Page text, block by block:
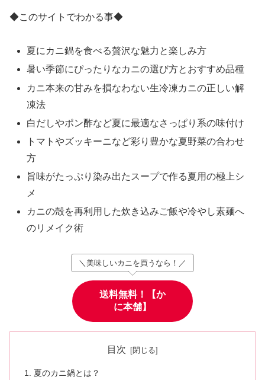
◆このサイトでわかる事◆
夏にカニ鍋を食べる贅沢な魅力と楽しみ方
暑い季節にぴったりなカニの選び方とおすすめ品種
カニ本来の甘みを損なわない生冷凍カニの正しい解
凍法
白だしやポン酢など夏に最適なさっぱり系の味付け
トマトやズッキーニなど彩り豊かな夏野菜の合わせ
方
旨味がたっぷり染み出たスープで作る夏用の極上シ
メ
カニの殻を再利用した炊き込みご飯や冷やし素麺へ
のリメイク術
＼美味しいカニを買うなら！／
送料無料！【か
に本舗】
目次
夏のカニ鍋とは？